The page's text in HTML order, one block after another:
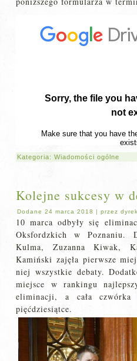
Kategoria:Wiadomości ogólne
Kolejne sukcesy w
Dodane 24 marca 2018 |przez
10 marca odbyły się
Oksfordzkich w Poznaniu.
Kulma, Zuzanna Kiwak,
Kamiński zajęła pierwsze
niej wszystkie debaty.
miejsce w rankingu
eliminacji, a cała czwórka
pięćdziesiątce.